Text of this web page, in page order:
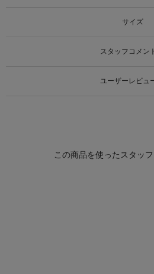
サイズ
スタッフコメン
ユーザーレビュ